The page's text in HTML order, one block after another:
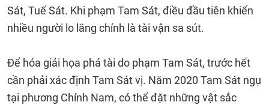
Sát, Tuế Sát. Khi phạm Tam Sát, điều đầu tiên khiến
nhiều người lo lắng chính là tài vận sa sút.
Để hóa giải họa phá tài do phạm Tam Sát, trước hết
cần phải xác định Tam Sát vị. Năm 2020 Tam Sát ngụ
tại phương Chính Nam, có thể đặt những vật sắc